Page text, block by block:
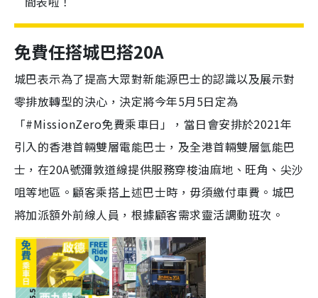
免費任搭城巴搭20A
城巴表示為了提高大眾對新能源巴士的認識以及展示對
零排放轉型的決心，決定將今年5月5日定為
「#MissionZero免費乘車日」，當日會安排於2021年
引入的香港首輛雙層電能巴士，及全港首輛雙層氫能巴
士，在20A號彌敦道線提供服務穿梭油麻地、旺角、尖沙
咀等地區。顧客乘搭上述巴士時，毋須繳付車費。城巴
將加派額外前線人員，根據顧客需求靈活調動班次。